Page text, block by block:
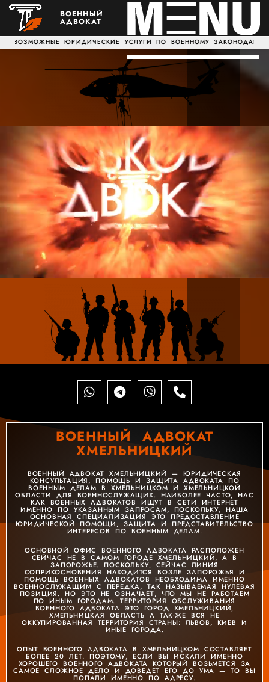
ВОЕННЫЙ
АДВОКАТ
ЮРИДИЧЕСКИЕ УСЛУГИ ПО ВОЕННОМУ
ВОЕННЫЙ АДВОКАТ
ХМЕЛЬНИЦКИЙ
ВОЕННЫЙ АДВОКАТ ХМЕЛЬНИЦКИЙ — ЮРИДИЧЕСКАЯ
КОНСУЛЬТАЦИЯ, ПОМОЩЬ И ЗАЩИТА АДВОКАТА ПО
ВОЕННЫМ ДЕЛАМ В ХМЕЛЬНИЦКОМ И ХМЕЛЬНИЦКОЙ
ОБЛАСТИ ДЛЯ ВОЕННОСЛУЖАЩИХ. НАИБОЛЕЕ ЧАСТО, НАС
КАК ВОЕННЫХ АДВОКАТОВ ИЩУТ В СЕТИ ИНТЕРНЕТ
ИМЕННО ПО УКАЗАННЫМ ЗАПРОСАМ, ПОСКОЛЬКУ, НАША
ОСНОВНАЯ СПЕЦИАЛИЗАЦИЯ ЭТО ПРЕДОСТАВЛЕНИЕ
ЮРИДИЧЕСКОЙ ПОМОЩИ, ЗАЩИТА И ПРЕДСТАВИТЕЛЬСТВО
ИНТЕРЕСОВ ПО ВОЕННЫМ ДЕЛАМ.
ОСНОВНОЙ ОФИС ВОЕННОГО АДВОКАТА РАСПОЛОЖЕН
СЕЙЧАС НЕ В САМОМ ГОРОДЕ ХМЕЛЬНИЦКИЙ, А В
ЗАПОРОЖЬЕ. ПОСКОЛЬКУ, СЕЙЧАС ЛИНИЯ
СОПРИКОСНОВЕНИЯ НАХОДИТСЯ ВОЗЛЕ ЗАПОРОЖЬЯ И
ПОМОЩЬ ВОЕННЫХ АДВОКАТОВ НЕОБХОДИМА ИМЕННО
ВОЕННОСЛУЖАЩИМ С ПЕРЕДКА, ТАК НАЗЫВАЕМАЯ НУЛЕВАЯ
ПОЗИЦИЯ. НО ЭТО НЕ ОЗНАЧАЕТ, ЧТО МЫ НЕ РАБОТАЕМ
ПО ИНЫМ ГОРОДАМ. ТЕРРИТОРИЯ ОБСЛУЖИВАНИЯ
ВОЕННОГО АДВОКАТА ЭТО ГОРОД ХМЕЛЬНИЦКИЙ,
ХМЕЛЬНИЦКАЯ ОБЛАСТЬ А ТАК-ЖЕ ВСЯ НЕ
ОККУПИРОВАННАЯ ТЕРРИТОРИЯ СТРАНЫ: ЛЬВОВ, КИЕВ И
ИНЫЕ ГОРОДА.
ОПЫТ ВОЕННОГО АДВОКАТА В ХМЕЛЬНИЦКОМ СОСТАВЛЯЕТ
БОЛЕЕ 20 ЛЕТ. ПОЭТОМУ, ЕСЛИ ВЫ ИСКАЛИ ИМЕННО
ХОРОШЕГО ВОЕННОГО АДВОКАТА КОТОРЫЙ ВОЗЬМЕТСЯ ЗА
САМОЕ СЛОЖНОЕ ДЕЛО И ДОВЕДЕТ ЕГО ДО УМА — ТО ВЫ
ПОПАЛИ ИМЕННО ПО АДРЕСУ.